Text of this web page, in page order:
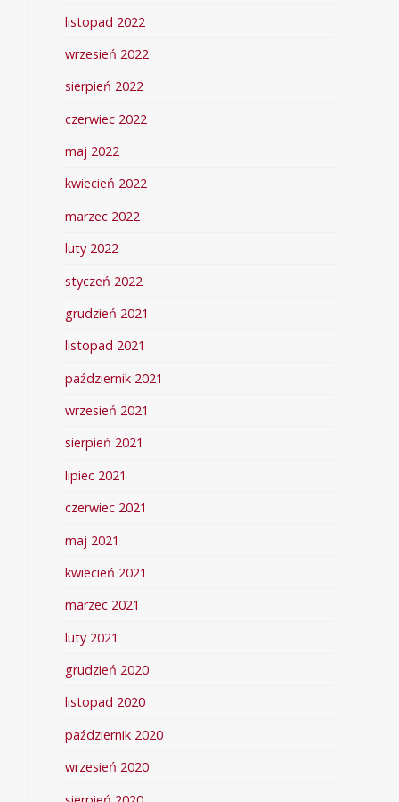
listopad 2022
wrzesień 2022
sierpień 2022
czerwiec 2022
maj 2022
kwiecień 2022
marzec 2022
luty 2022
styczeń 2022
grudzień 2021
listopad 2021
październik 2021
wrzesień 2021
sierpień 2021
lipiec 2021
czerwiec 2021
maj 2021
kwiecień 2021
marzec 2021
luty 2021
grudzień 2020
listopad 2020
październik 2020
wrzesień 2020